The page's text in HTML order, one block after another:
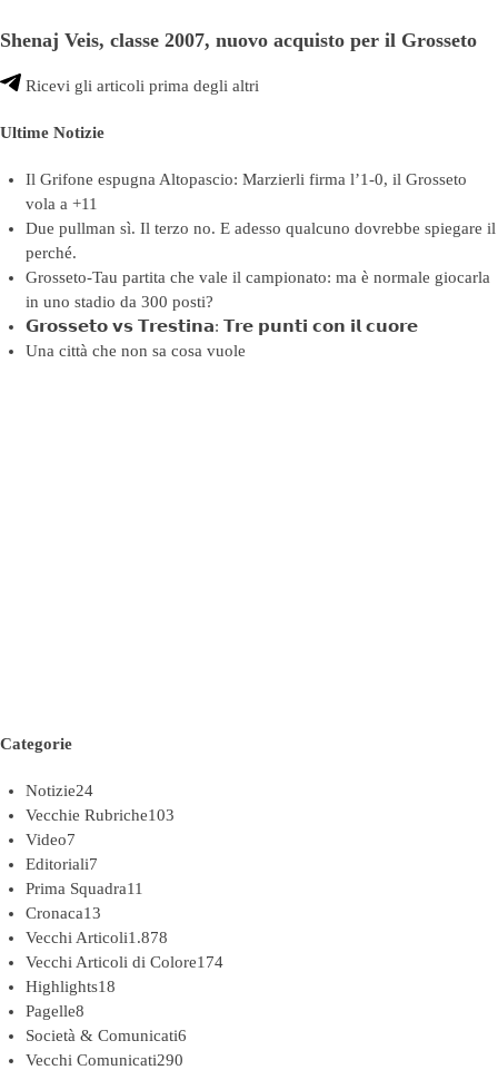
Shenaj Veis, classe 2007, nuovo acquisto per il Grosseto
Ricevi gli articoli prima degli altri
Ultime Notizie
Il Grifone espugna Altopascio: Marzierli firma l’1-0, il Grosseto
vola a +11
Due pullman sì. Il terzo no. E adesso qualcuno dovrebbe spiegare il
perché.
Grosseto-Tau partita che vale il campionato: ma è normale giocarla
in uno stadio da 300 posti?
𝗚𝗿𝗼𝘀𝘀𝗲𝘁𝗼 𝘃𝘀 𝗧𝗿𝗲𝘀𝘁𝗶𝗻𝗮: 𝗧𝗿𝗲 𝗽𝘂𝗻𝘁𝗶 𝗰𝗼𝗻 𝗶𝗹 𝗰𝘂𝗼𝗿𝗲
Una città che non sa cosa vuole
Categorie
Notizie24
Vecchie Rubriche103
Video7
Editoriali7
Prima Squadra11
Cronaca13
Vecchi Articoli1.878
Vecchi Articoli di Colore174
Highlights18
Pagelle8
Società & Comunicati6
Vecchi Comunicati290